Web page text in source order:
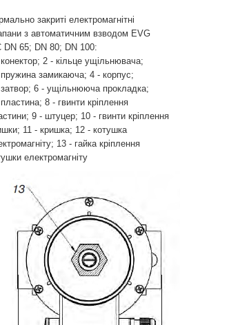
закриті електромагнітні
з автоматичним взводом EVG
DN 65; DN 80; DN 100:
2 - кільце ущільнювача;
замикаюча; 4 - корпус;
6 - ущільнююча прокладка;
8 - гвинти кріплення
9 - штуцер; 10 - гвинти кріплення
11 - кришка; 12 - котушка
13 - гайка кріплення
електромагніту